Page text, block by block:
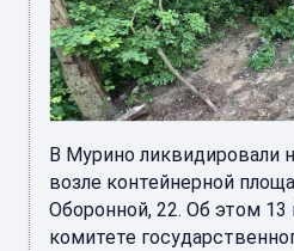
В Мурино ликвидировали
возле контейнерной
Оборонной, 22. Об этом
комитете